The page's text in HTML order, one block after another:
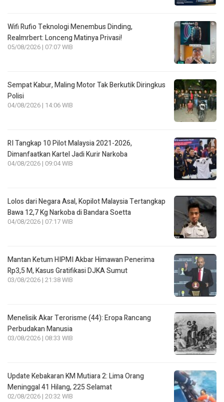
Wifi Rufio Teknologi Menembus Dinding,
Realmrbert: Lonceng Matinya Privasi!
05/08/2026 | 07:07 WIB
Sempat Kabur, Maling Motor Tak Berkutik Diringkus
Polisi
04/08/2026 | 14:06 WIB
RI Tangkap 10 Pilot Malaysia 2021-2026,
Dimanfaatkan Kartel Jadi Kurir Narkoba
04/08/2026 | 09:04 WIB
Lolos dari Negara Asal, Kopilot Malaysia Tertangkap
Bawa 12,7 Kg Narkoba di Bandara Soetta
04/08/2026 | 07:17 WIB
Mantan Ketum HIPMI Akbar Himawan Penerima
Rp3,5 M, Kasus Gratifikasi DJKA Sumut
03/08/2026 | 21:38 WIB
Menelisik Akar Terorisme (44): Eropa Rancang
Perbudakan Manusia
03/08/2026 | 08:33 WIB
Update Kebakaran KM Mutiara 2: Lima Orang
Meninggal 41 Hilang, 225 Selamat
02/08/2026 | 20:32 WIB